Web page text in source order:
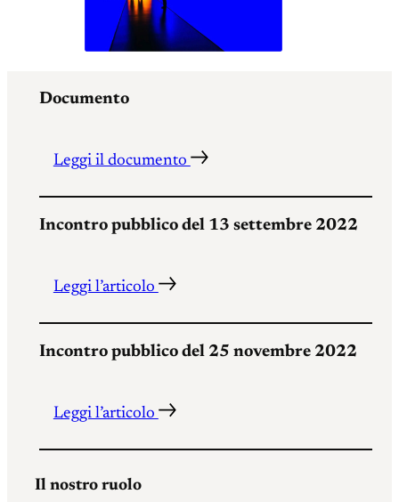
Documento
Leggi il documento
Incontro pubblico del 13 settembre 2022
Leggi l’articolo
Incontro pubblico del 25 novembre 2022
Leggi l’articolo
Il nostro ruolo